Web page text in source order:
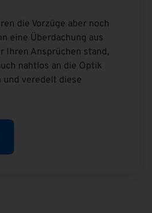
die Vorzüge aber noch
eine Überdachung aus
Ihren Ansprüchen stand,
nahtlos an die Optik
und veredelt diese